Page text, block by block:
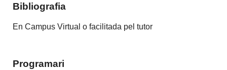
Bibliografia
En Campus Virtual o facilitada pel tutor
Programari